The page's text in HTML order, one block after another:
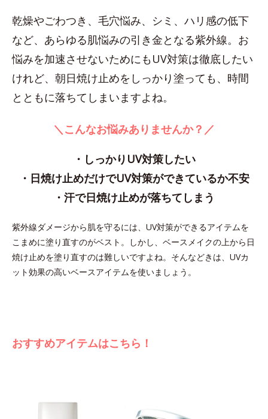
乾燥やごわつき、毛穴悩み、シミ、ハリ感の低下
など、あらゆる肌悩みの引き金となる紫外線。お
悩みを加速させないためにもUV対策は徹底したい
けれど、朝日焼け止めをしっかり塗っても、時間
とともに落ちてしまいますよね。
＼こんなお悩みありませんか？／
・しっかりUV対策したい
・日焼け止めだけでUV対策ができているか不安
・汗で日焼け止めが落ちてしまう
紫外線ダメージから肌を守るには、UV対策ができるアイテムを
こまめに塗り直すのがベスト。しかし、ベースメイクの上から日
焼け止めを塗り直すのは難しいですよね。そんなどきは、UVカ
ット効果の高いベースアイテムを使いましょう。
おすすめアイテムはこちら！